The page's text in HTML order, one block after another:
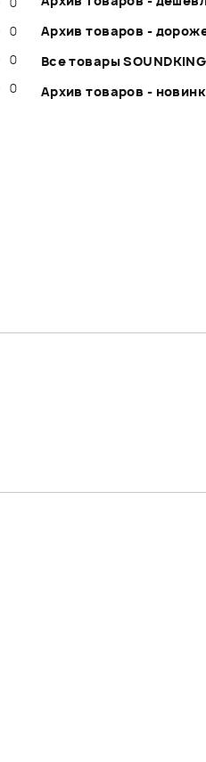
0
0
0
Архив товаров -
Все товары SOUNDKING
Архив товаров -